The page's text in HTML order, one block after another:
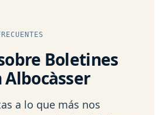
Boletines
Albocàsser
a lo que más nos